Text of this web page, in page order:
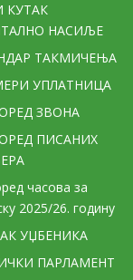
КУТАК
НАСИЉЕ
ТАКМИЧЕЊА
УПЛАТНИЦА
ЗВОНА
ПИСАНИХ
часова за
2025/26. годину
УЏБЕНИКА
ПАРЛАМЕНТ